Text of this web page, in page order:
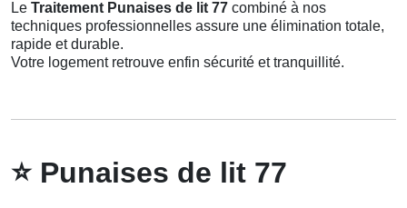
Le Traitement Punaises de lit 77 combiné à nos
techniques professionnelles assure une élimination totale,
rapide et durable.
Votre logement retrouve enfin sécurité et tranquillité.
⭐Punaises de lit 77